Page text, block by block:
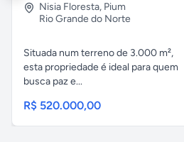
Nisia Floresta, Pium
Rio Grande do Norte
Situada num terreno de 3.000 m²,
esta propriedade é ideal para quem
busca paz e...
R$ 520.000,00